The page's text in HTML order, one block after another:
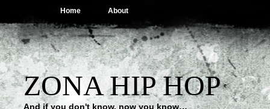
Home About
ZONA HIP HOP
And if you don't know, now you know…